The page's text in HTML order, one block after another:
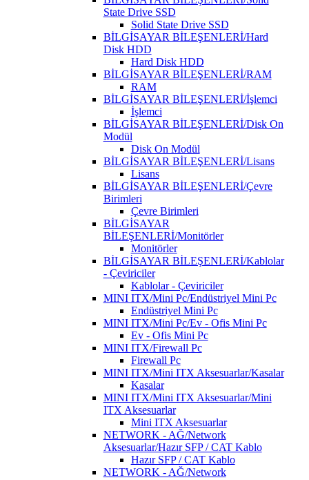
State Drive SSD
Solid State Drive SSD
BİLGİSAYAR BİLEŞENLERİ/Hard
Disk HDD
Hard Disk HDD
BİLGİSAYAR BİLEŞENLERİ/RAM
RAM
BİLGİSAYAR BİLEŞENLERİ/İşlemci
İşlemci
BİLGİSAYAR BİLEŞENLERİ/Disk On
Modül
Disk On Modül
BİLGİSAYAR BİLEŞENLERİ/Lisans
Lisans
BİLGİSAYAR BİLEŞENLERİ/Çevre
Birimleri
Çevre Birimleri
BİLGİSAYAR
BİLEŞENLERİ/Monitörler
Monitörler
BİLGİSAYAR BİLEŞENLERİ/Kablolar
- Çeviriciler
Kablolar - Çeviriciler
MINI ITX/Mini Pc/Endüstriyel Mini Pc
Endüstriyel Mini Pc
MINI ITX/Mini Pc/Ev - Ofis Mini Pc
Ev - Ofis Mini Pc
MINI ITX/Firewall Pc
Firewall Pc
MINI ITX/Mini ITX Aksesuarlar/Kasalar
Kasalar
MINI ITX/Mini ITX Aksesuarlar/Mini
ITX Aksesuarlar
Mini ITX Aksesuarlar
NETWORK - AĞ/Network
Aksesuarlar/Hazır SFP / CAT Kablo
Hazır SFP / CAT Kablo
NETWORK - AĞ/Network